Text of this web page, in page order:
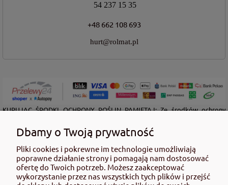
54 237 15 35
+48 662 108 693
hurt@rolmat.pl
KUPUJĄC ŚRODKI OCHRONY ROŚLIN PAMIĘTAJ: Ze środków ochrony
użyciem przeczytaj informacje zamieszczone w etykiecie i informacje
dotyczące produktu. Zwróć uwagę na zwroty wskazujące rodzaj zagrożenia
oraz przestrzegaj środków bezpieczeństwa zamieszczonych w etykiecie.
Środki ochrony roślin do użytku profesjonalnego mogą być nabyte tylko i
wyłącznie przez osoby pełnoletnie oraz posiadające kwalifikacje
wymagane od osób nabywających środki ochrony roślin określone w
Dbamy o Twoją prywatność
Pliki cookies i pokrewne im technologie umożliwiają
poprawne działanie strony i pomagają nam dostosować
ofertę do Twoich potrzeb. Możesz zaakceptować
wykorzystanie przez nas wszystkich tych plików i przejść